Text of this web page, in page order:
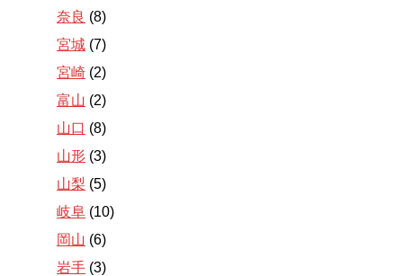
奈良 (8)
宮城 (7)
宮崎 (2)
富山 (2)
山口 (8)
山形 (3)
山梨 (5)
岐阜 (10)
岡山 (6)
岩手 (3)